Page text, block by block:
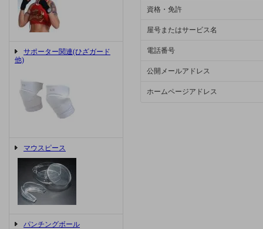
サポーター関連(ひざガード
他)
マウスピース
パンチングボール
資格・免許
屋号またはサービス名
電話番号
公開メールアドレス
ホームページアドレス